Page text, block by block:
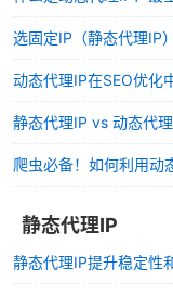
动态代理IP在SEO优化
静态代理IP vs 动态代
爬虫必备！如何利用动
静态代理IP
静态代理IP提升稳定性